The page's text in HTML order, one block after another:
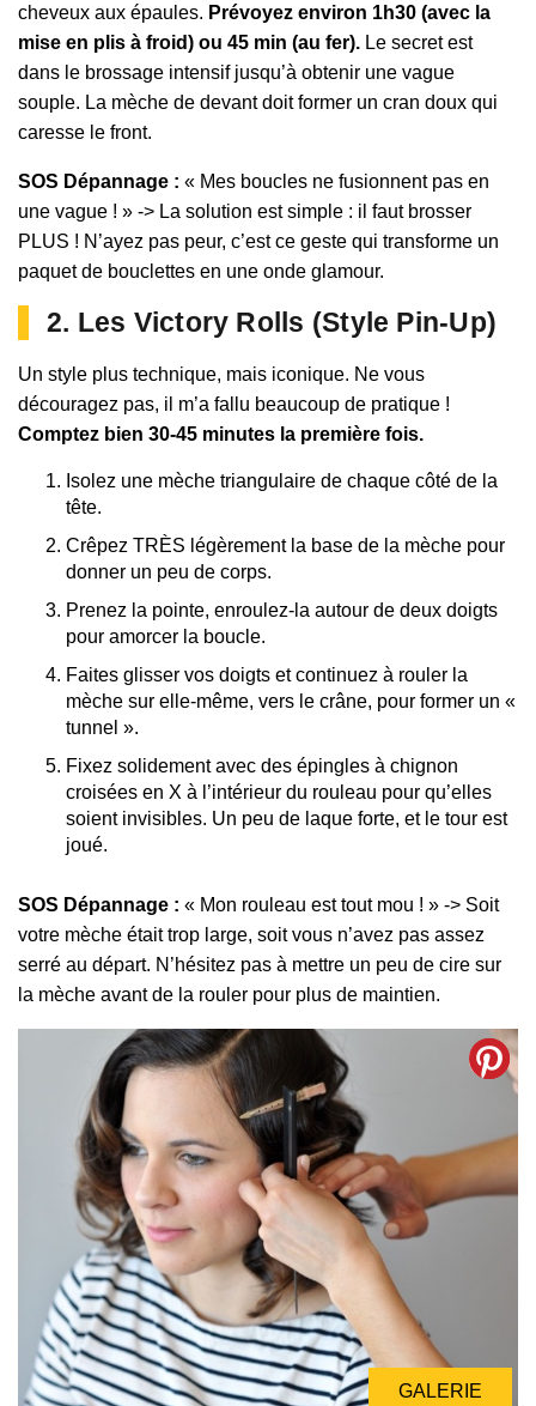
cheveux aux épaules. Prévoyez environ 1h30 (avec la
mise en plis à froid) ou 45 min (au fer). Le secret est
dans le brossage intensif jusqu’à obtenir une vague
souple. La mèche de devant doit former un cran doux qui
caresse le front.
SOS Dépannage : « Mes boucles ne fusionnent pas en
une vague ! » -> La solution est simple : il faut brosser
PLUS ! N’ayez pas peur, c’est ce geste qui transforme un
paquet de bouclettes en une onde glamour.
2. Les Victory Rolls (Style Pin-Up)
Un style plus technique, mais iconique. Ne vous
découragez pas, il m’a fallu beaucoup de pratique !
Comptez bien 30-45 minutes la première fois.
Isolez une mèche triangulaire de chaque côté de la
tête.
Crêpez TRÈS légèrement la base de la mèche pour
donner un peu de corps.
Prenez la pointe, enroulez-la autour de deux doigts
pour amorcer la boucle.
Faites glisser vos doigts et continuez à rouler la
mèche sur elle-même, vers le crâne, pour former un «
tunnel ».
Fixez solidement avec des épingles à chignon
croisées en X à l’intérieur du rouleau pour qu’elles
soient invisibles. Un peu de laque forte, et le tour est
joué.
SOS Dépannage : « Mon rouleau est tout mou ! » -> Soit
votre mèche était trop large, soit vous n’avez pas assez
serré au départ. N’hésitez pas à mettre un peu de cire sur
la mèche avant de la rouler pour plus de maintien.
GALERIE